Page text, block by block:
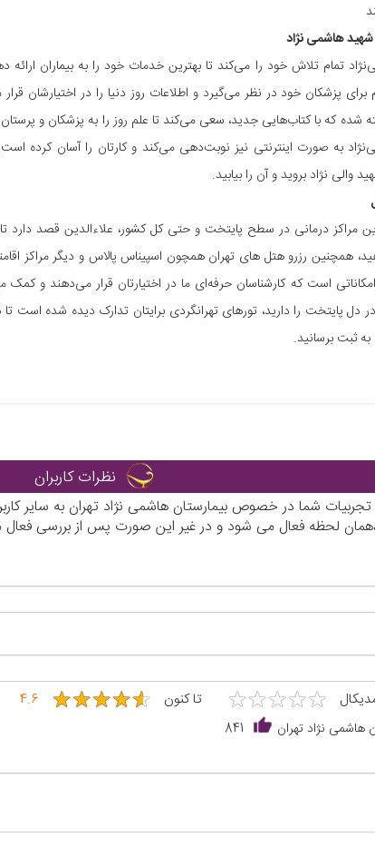
هاشمی‌ نژاد
تمام تلاش خود را می‌کند تا بهترین خدمات خود را به بیماران
پزشکان خود در نظر می‌گیرد و اطلاعات روز دنیا را در اختیارشان قرار
شده که با کتاب‌هایی جدید، سعی می‌کند تا علم روز را به پزشکان و
به صورت اینترنتی نیز نوبت‌دهی می‌کند و کارتان را آسان کرده است.
‌نژاد بروید و آن را بیابید.
مراکز درمانی در سطح پایتخت و حتی کل کشور، علاءالدین قصد دارد تا
همچنین رزرو هتل های تهران همچون اسپیناس پالاس و دیگر مراکز
است که کارشناسان حرفه‌ای ما در اختیارتان قرار می‌دهند و
دل پایتخت را دارید، تورهای تهرانگردی برایتان تدارک دیده شده است
ثبت برسانید.
نظرات کاربران
تجربیات شما در خصوص بیمارستان هاشمی نژاد تهران به سایر
لحظه فعال می شود و در غیر این صورت پس از بررسی
★★★★★
★★★★★ تا کنون ★★★★★
★★★★★
4.6
هاشمی نژاد تهران 841